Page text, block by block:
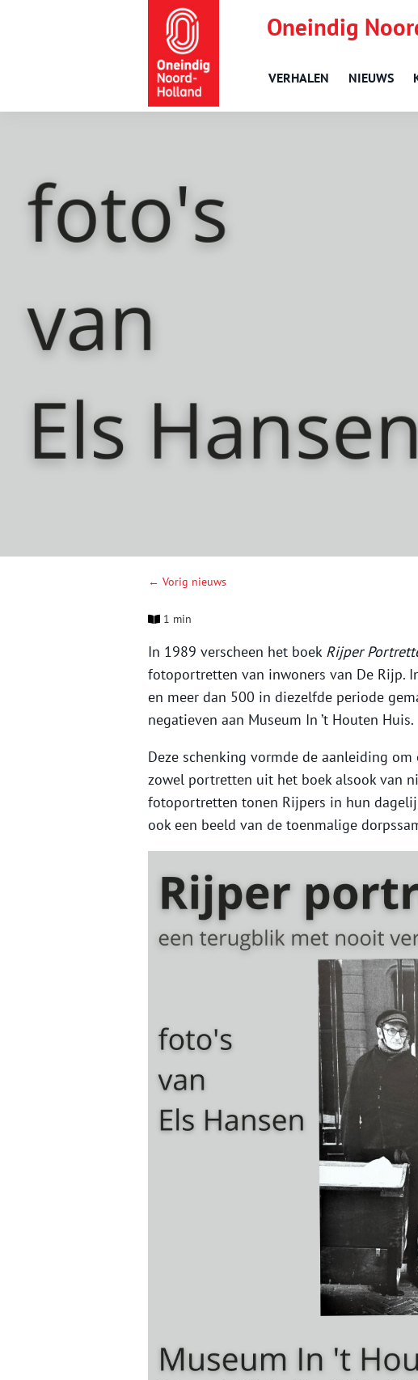
Oneindig
VERHALEN NIEUWS
← Vorig nieuws
1 min
In 1989 verscheen het boek Rijper
fotoportretten van inwoners van De Rijp.
en meer dan 500 in diezelfde periode
negatieven aan Museum In ’t Houten Huis.
Deze schenking vormde de aanleiding
zowel portretten uit het boek alsook van
fotoportretten tonen Rijpers in hun
ook een beeld van de toenmalige